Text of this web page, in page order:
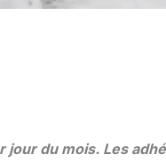
du mois. Les